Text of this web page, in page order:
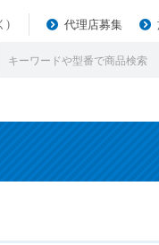
) 代理店募集